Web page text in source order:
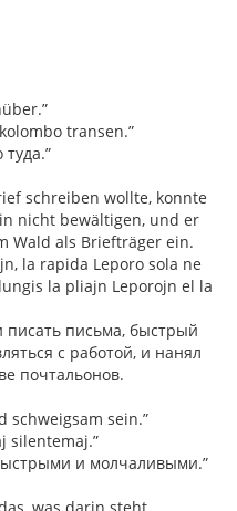
transen.”
schreiben wollte, konnte
nicht bewältigen, und er
Wald als Briefträger ein.
la rapida Leporo sola ne
la pliajn Leporojn el la
писать письма, быстрый
с работой, и нанял
почтальонов.
schweigsam sein.”
silentemaj.”
и молчаливыми.”